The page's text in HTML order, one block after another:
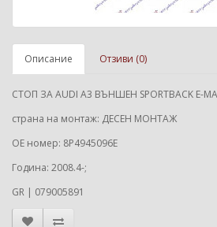
Описание Отзиви (0)
СТОП ЗА AUDI A3 ВЪНШЕН SPORTBACK E-
страна на монтаж: ДЕСЕН МОНТАЖ
ОЕ номер: 8P4945096E
Година: 2008.4-;
GR | 079005891